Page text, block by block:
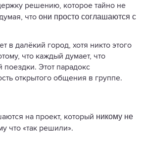
решению, которое тайно не
что они просто соглашаются с
в далёкий город, хотя никто этого
что каждый думает, что
поездки. Этот парадокс
открытого общения в группе.
на проект, который никому не
что «так решили».